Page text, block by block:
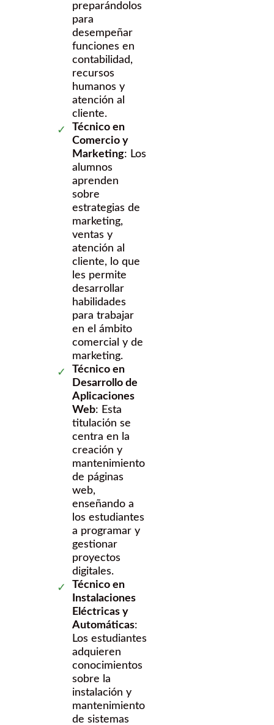
preparándolos
para
desempeñar
funciones en
contabilidad,
recursos
humanos y
atención al
cliente.
Técnico en
Comercio y
Marketing: Los
alumnos
aprenden
sobre
estrategias de
marketing,
ventas y
atención al
cliente, lo que
les permite
desarrollar
habilidades
para trabajar
en el ámbito
comercial y de
marketing.
Técnico en
Desarrollo de
Aplicaciones
Web: Esta
titulación se
centra en la
creación y
mantenimiento
de páginas
web,
enseñando a
los estudiantes
a programar y
gestionar
proyectos
digitales.
Técnico en
Instalaciones
Eléctricas y
Automáticas:
Los estudiantes
adquieren
conocimientos
sobre la
instalación y
mantenimiento
de sistemas